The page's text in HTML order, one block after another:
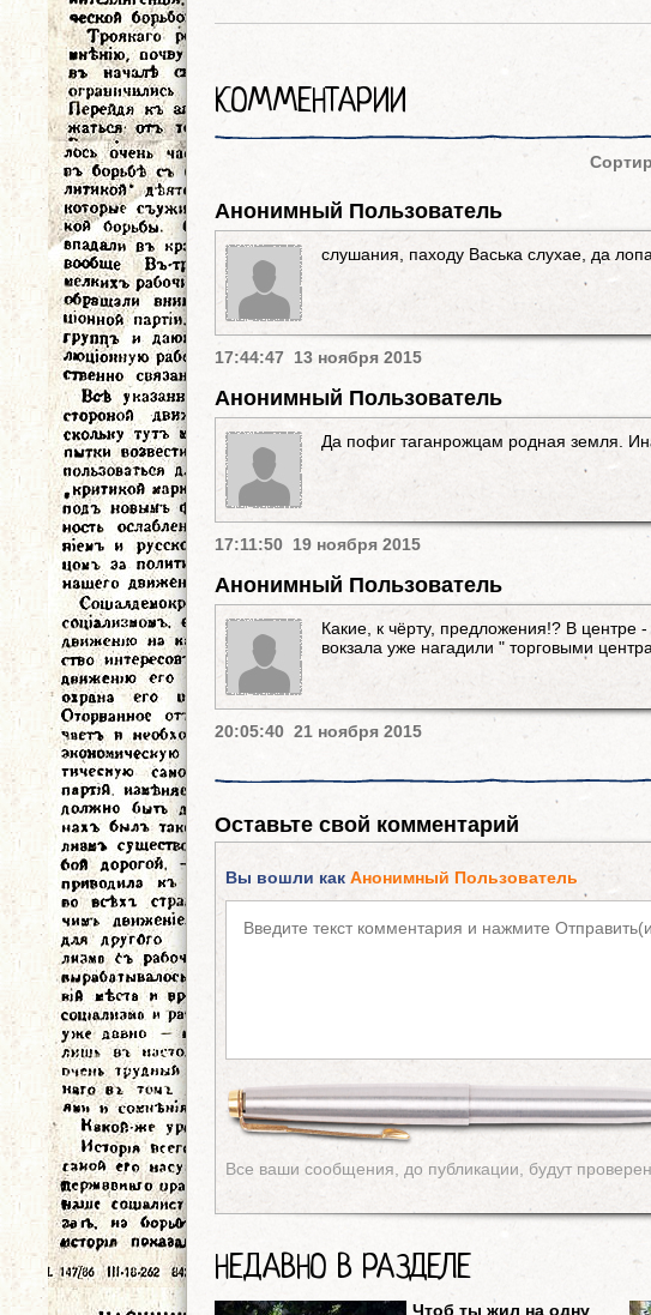
КОММЕНТАРИИ
Анонимный Пользователь
слушания, паходу Васька слухае, да
17:44:47 13 ноября 2015
Анонимный Пользователь
Да пофиг таганрожцам родная земля.
17:11:50 19 ноября 2015
Анонимный Пользователь
Какие, к чёрту, предложения!? В центре
вокзала уже нагадили " торговыми
20:05:40 21 ноября 2015
Оставьте свой комментарий
Вы вошли как Анонимный Пользователь
Все ваши сообщения, до публикации, будут
НЕДАВНО В РАЗДЕЛЕ
Чтоб ты жил на одну